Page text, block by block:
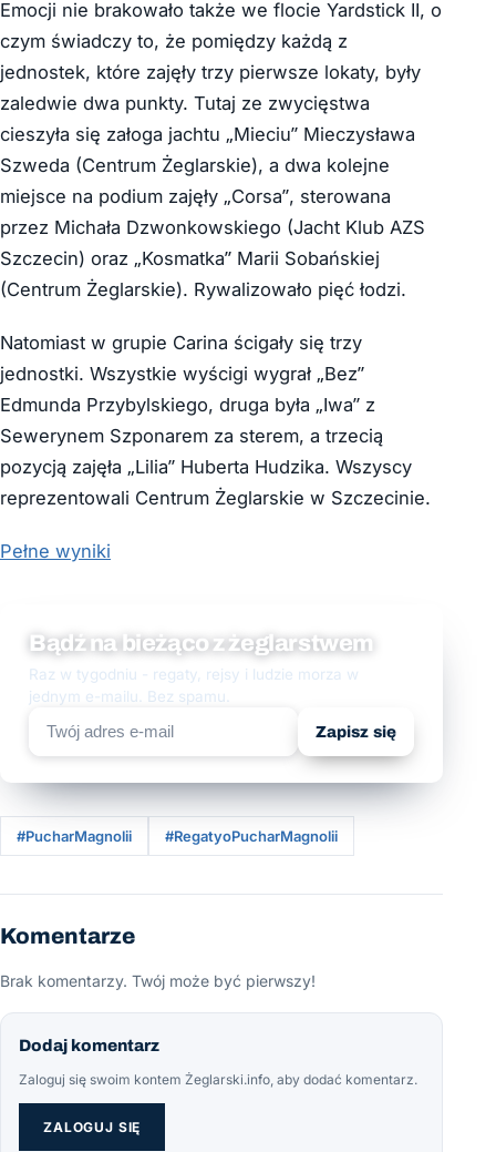
Emocji nie brakowało także we flocie Yardstick II, o
czym świadczy to, że pomiędzy każdą z
jednostek, które zajęły trzy pierwsze lokaty, były
zaledwie dwa punkty. Tutaj ze zwycięstwa
cieszyła się załoga jachtu „Mieciu” Mieczysława
Szweda (Centrum Żeglarskie), a dwa kolejne
miejsce na podium zajęły „Corsa”, sterowana
przez Michała Dzwonkowskiego (Jacht Klub AZS
Szczecin) oraz „Kosmatka” Marii Sobańskiej
(Centrum Żeglarskie). Rywalizowało pięć łodzi.
Natomiast w grupie Carina ścigały się trzy
jednostki. Wszystkie wyścigi wygrał „Bez”
Edmunda Przybylskiego, druga była „Iwa” z
Sewerynem Szponarem za sterem, a trzecią
pozycją zajęła „Lilia” Huberta Hudzika. Wszyscy
reprezentowali Centrum Żeglarskie w Szczecinie.
Pełne wyniki
Bądź na bieżąco z żeglarstwem
Raz w tygodniu - regaty, rejsy i ludzie morza w
jednym e-mailu. Bez spamu.
Zapisz się
#PucharMagnolii #RegatyoPucharMagnolii
Komentarze
Brak komentarzy. Twój może być pierwszy!
Dodaj komentarz
Zaloguj się swoim kontem Żeglarski.info, aby dodać komentarz.
ZALOGUJ SIĘ